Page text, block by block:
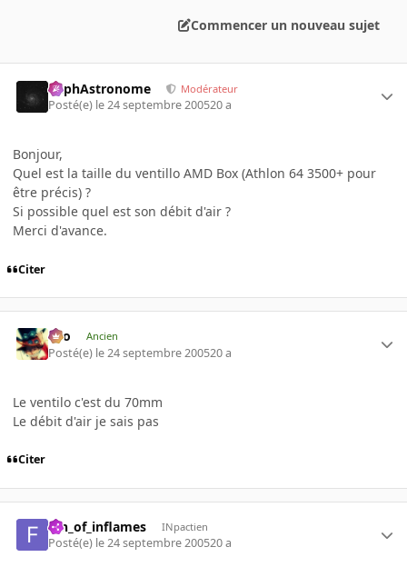
Commencer un nouveau sujet
RaphAstronome Modérateur
Posté(e) le 24 septembre 200520 a
Bonjour,
Quel est la taille du ventillo AMD Box (Athlon 64 3500+ pour
être précis) ?
Si possible quel est son débit d'air ?
Merci d'avance.
Citer
eYo Ancien
Posté(e) le 24 septembre 200520 a
Le ventilo c'est du 70mm
Le débit d'air je sais pas
Citer
fan_of_inflames INpactien
Posté(e) le 24 septembre 200520 a